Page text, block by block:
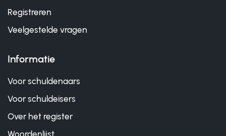
Registreren
Veelgestelde vragen
Informatie
Voor schuldenaars
Voor schuldeisers
Over het register
Woordenlijst